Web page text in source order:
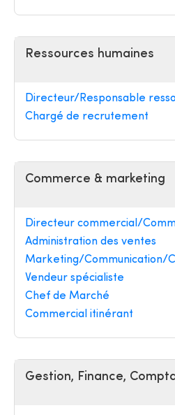
Ressources humaines
Directeur/Responsable
Chargé de recrutement
Commerce & marketing
Directeur commercial/
Administration des ventes
Marketing/Communication/
Vendeur spécialiste
Chef de Marché
Commercial itinérant
Gestion, Finance,